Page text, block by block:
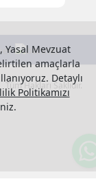
Mevzuat
amaçlarla
Detaylı
Politikamızı
Tüm Hakları Saklıdır.